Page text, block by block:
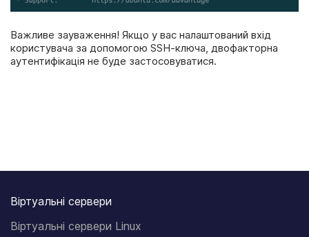
Важливе зауваження! Якщо у вас налаштований вхід
користувача за допомогою SSH-ключа, двофакторна
аутентифікація не буде застосовуватися.
Віртуальні сервери
Віртуальні сервери Linux